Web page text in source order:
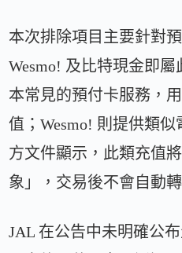
本次排除項目主要針對
Wesmo! 及比特現金即
本常見的預付卡服務，
值；Wesmo! 則提供類
方文件顯示，此類充值
象」，交易後不會自動
JAL 在公告中未明確公